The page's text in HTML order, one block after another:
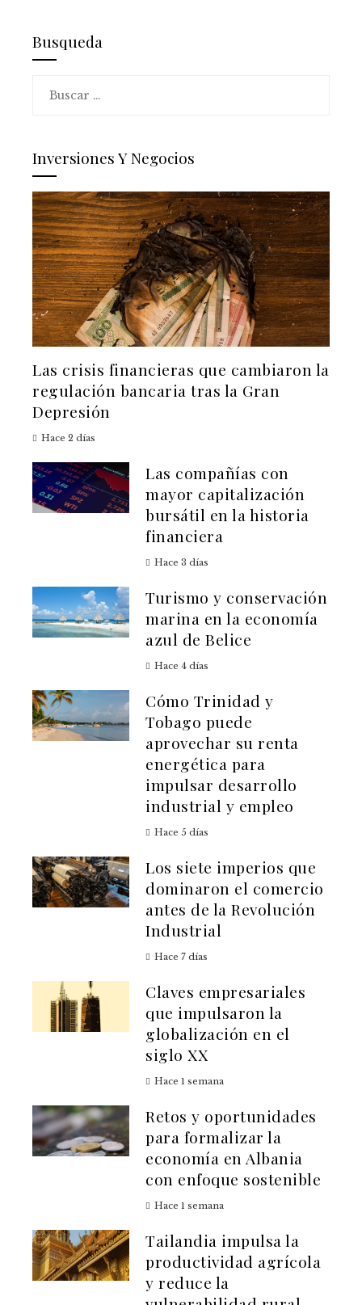
Busqueda
Inversiones Y Negocios
Las crisis financieras que cambiaron la
regulación bancaria tras la Gran
Depresión
Hace 2 días
Las compañías con
mayor capitalización
bursátil en la historia
financiera
Hace 3 días
Turismo y conservación
marina en la economía
azul de Belice
Hace 4 días
Cómo Trinidad y
Tobago puede
aprovechar su renta
energética para
impulsar desarrollo
industrial y empleo
Hace 5 días
Los siete imperios que
dominaron el comercio
antes de la Revolución
Industrial
Hace 7 días
Claves empresariales
que impulsaron la
globalización en el
siglo XX
Hace 1 semana
Retos y oportunidades
para formalizar la
economía en Albania
con enfoque sostenible
Hace 1 semana
Tailandia impulsa la
productividad agrícola
y reduce la